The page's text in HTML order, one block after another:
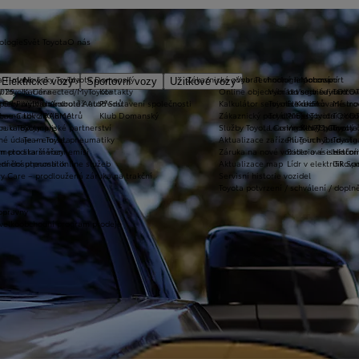
Elektrické vozy Sportovní vozy
Užitkové vozyVybrat vhodné financování
Vybrat vhodné
Toyota Kredit
Toyota Easy
Leasing KINTO One
zimních kol
na rok ZDARMA
Extracare
pro starší vozy
pneumatik
Care – prodloužená záruka na trakční
program prodeje
Zákaznická zóna
Online objednání do servisu
Kalkulátor servisních úkonů
Zákaznický portál Moje Toyota
Služby Toyota Connected/MyToyota
Aktualizace zařízení Touch 2 s
Záruka na nové vozidlo a asistenční
Aktualizace map
Servisní historie vozidel
Toyota potvrzení / schválení /
T-mate
Toyota Connected/MyToyota
CarPlay™ a Android Auto™
e-Call
u Toyoty
údaje – emise, pneumatiky
metodika měření emisí
dosutpnosti online služeb
Technologie pohonu
Let's go beyond
Elektrifikované
Plně hybridní
Vodíkový palivový
Plug-in hybrid
Bateriové
Lídr v
Svět Toyota
Novinky Toyota
Kariéra
Výtvarná soutěž Auto Snů
Lovci Kilometrů
Olympijské partnerství
Team Toyota
Motorsport
GR
O nás
Toyota Domanský
Kontakty
Představení společnosti
Klub Domanský